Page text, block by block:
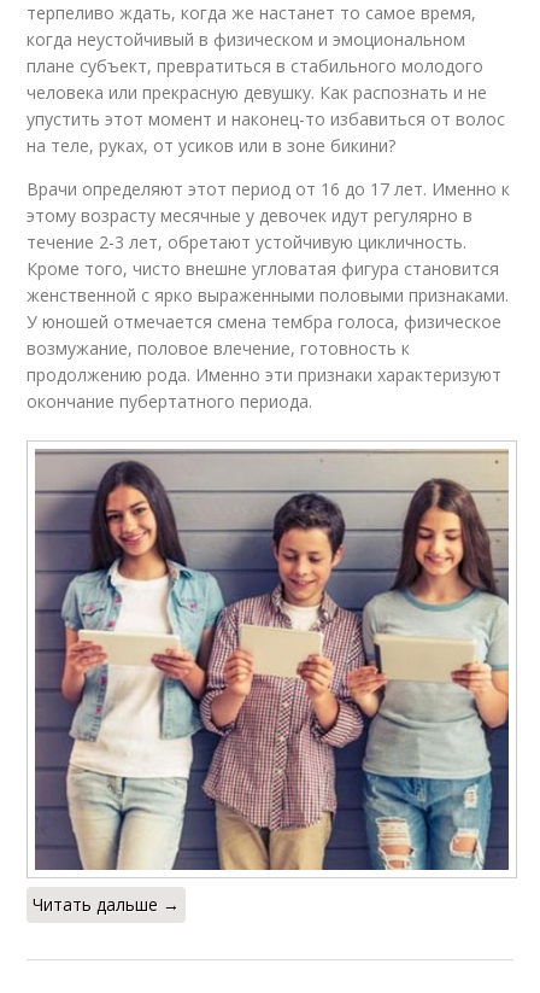
терпеливо ждать, когда же настанет то самое время,
когда неустойчивый в физическом и эмоциональном
плане субъект, превратиться в стабильного молодого
человека или прекрасную девушку. Как распознать и не
упустить этот момент и наконец-то избавиться от волос
на теле, руках, от усиков или в зоне бикини?
Врачи определяют этот период от 16 до 17 лет. Именно к
этому возрасту месячные у девочек идут регулярно в
течение 2-3 лет, обретают устойчивую цикличность.
Кроме того, чисто внешне угловатая фигура становится
женственной с ярко выраженными половыми признаками.
У юношей отмечается смена тембра голоса, физическое
возмужание, половое влечение, готовность к
продолжению рода. Именно эти признаки характеризуют
окончание пубертатного периода.
Читать дальше →